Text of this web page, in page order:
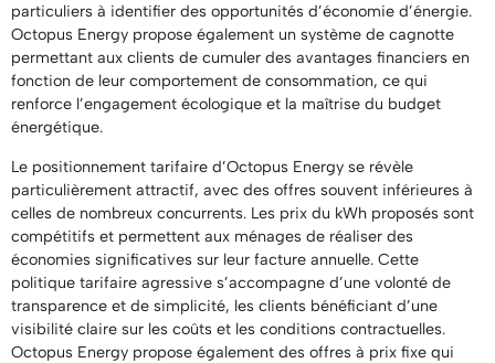
particuliers à identifier des opportunités d’économie d’énergie.
Octopus Energy propose également un système de cagnotte
permettant aux clients de cumuler des avantages financiers en
fonction de leur comportement de consommation, ce qui
renforce l’engagement écologique et la maîtrise du budget
énergétique.
Le positionnement tarifaire d’Octopus Energy se révèle
particulièrement attractif, avec des offres souvent inférieures à
celles de nombreux concurrents. Les prix du kWh proposés sont
compétitifs et permettent aux ménages de réaliser des
économies significatives sur leur facture annuelle. Cette
politique tarifaire agressive s’accompagne d’une volonté de
transparence et de simplicité, les clients bénéficiant d’une
visibilité claire sur les coûts et les conditions contractuelles.
Octopus Energy propose également des offres à prix fixe qui